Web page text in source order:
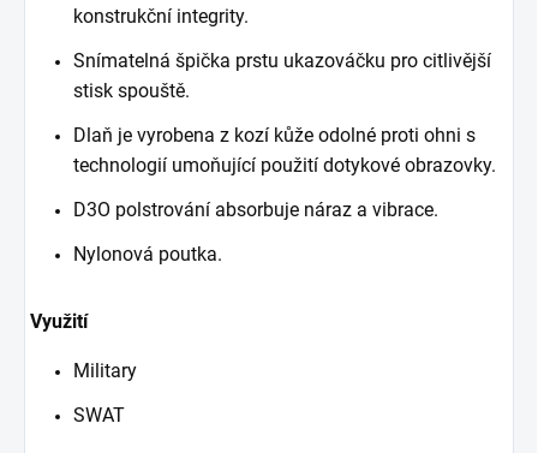
konstrukční integrity.
Snímatelná špička prstu ukazováčku pro citlivější
stisk spouště.
Dlaň je vyrobena z kozí kůže odolné proti ohni s
technologií umoňující použití dotykové obrazovky.
D3O polstrování absorbuje náraz a vibrace.
Nylonová poutka.
Využití
Military
SWAT